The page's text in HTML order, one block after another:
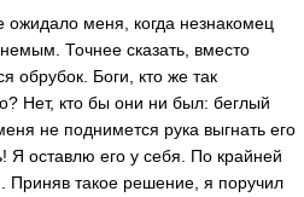
меня, когда незнакомец
Точнее сказать, вместо
обрубок. Боги, кто же так
Нет, кто бы они ни был: беглый
не поднимется рука выгнать его
Я оставлю его у себя. По крайней
Приняв такое решение, я поручил